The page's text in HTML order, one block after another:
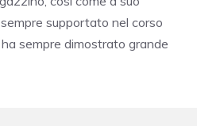
supportato nel corso
sempre dimostrato grande